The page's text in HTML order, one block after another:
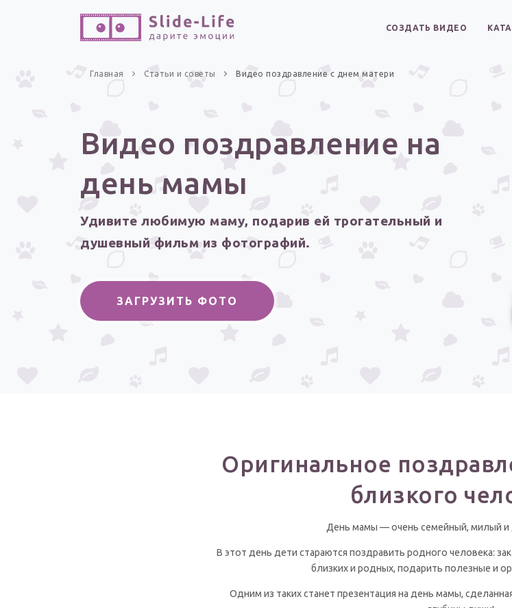
СОЗДАТЬ ВИДЕО
Видео поздравление на
день мамы
Удивите любимую маму, подарив ей трогательный и
душевный фильм из фотографий.
ЗАГРУЗИТЬ ФОТО
Главная Статьи и советы Видео поздравление с днем матери
Оригинальное
близкого
День мамы — очень семейный, милый и
В этот день дети стараются поздравить родного человека:
близких и родных, подарить полезные и
Одним из таких станет презентация на день мамы,